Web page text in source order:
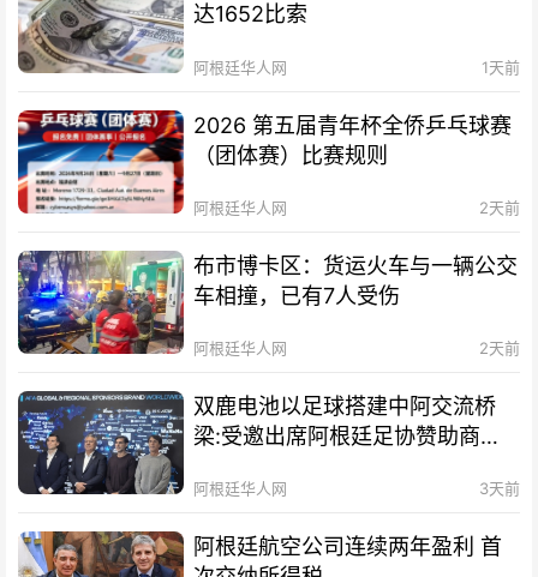
达1652比索
阿根廷华人网 1天前
2026 第五届青年杯全侨乒乓球赛
（团体赛）比赛规则
阿根廷华人网 2天前
布市博卡区：货运火车与一辆公交
车相撞，已有7人受伤
阿根廷华人网 2天前
双鹿电池以足球搭建中阿交流桥
梁:受邀出席阿根廷足协赞助商招
阿根廷华人网 3天前
阿根廷航空公司连续两年盈利 首